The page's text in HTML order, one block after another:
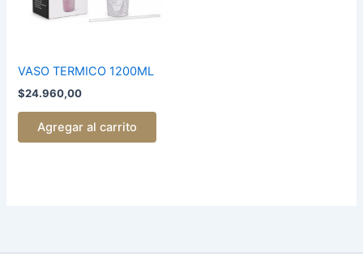
VASO TERMICO 1200ML
$24.960,00
Agregar al carrito